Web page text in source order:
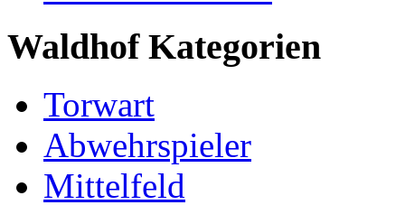
Waldhof Kategorien
Torwart
Abwehrspieler
Mittelfeld